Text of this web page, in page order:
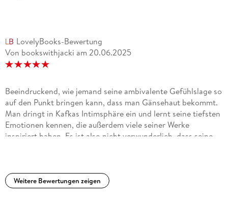
LovelyBooks-Bewertung
Von bookswithjacki am 20.06.2025
Beeindruckend, wie jemand seine ambivalente Gefühlslage so
auf den Punkt bringen kann, dass man Gänsehaut bekommt.
Man dringt in Kafkas Intimsphäre ein und lernt seine tiefsten
Emotionen kennen, die außerdem viele seiner Werke
inspiriert haben. Es ist also nicht verwunderlich, dass seine
Weitere Bewertungen zeigen